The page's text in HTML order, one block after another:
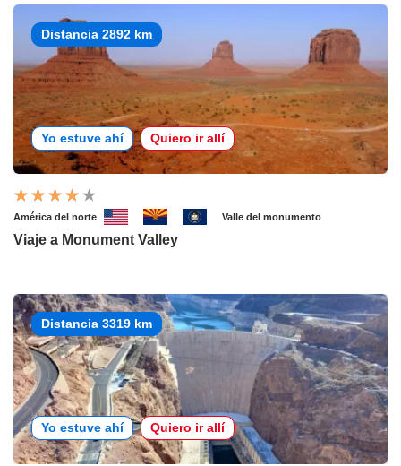
Distancia 2892 km
Yo estuve ahí Quiero ir allí
América del norte Valle del monumento
Viaje a Monument Valley
Distancia 3319 km
Yo estuve ahí Quiero ir allí